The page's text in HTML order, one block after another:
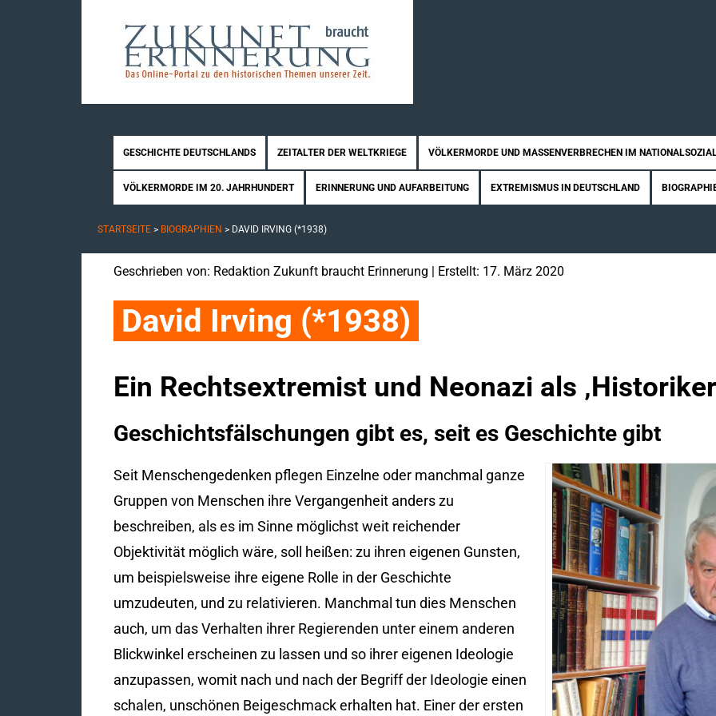
GESCHICHTE DEUTSCHLANDS ZEITALTER DER WELTKRIEGE VÖLKERMORDE UND MASSENVERBRECHEN IM
VÖLKERMORDE IM 20. JAHRHUNDERT ERINNERUNG UND AUFARBEITUNG EXTREMISMUS IN DEUTSCHLAND
STARTSEITE > BIOGRAPHIEN > DAVID IRVING (*1938)
Geschrieben von: Redaktion Zukunft braucht Erinnerung | Erstellt: 17. März 2020
David Irving (*1938)
Ein Rechtsextremist und Neonazi als
Geschichtsfälschungen gibt es, seit es Geschichte gibt
Seit Menschengedenken pflegen Einzelne oder manchmal ganze
Gruppen von Menschen ihre Vergangenheit anders zu
beschreiben, als es im Sinne möglichst weit reichender
Objektivität möglich wäre, soll heißen: zu ihren eigenen Gunsten,
um beispielsweise ihre eigene Rolle in der Geschichte
umzudeuten, und zu relativieren. Manchmal tun dies Menschen
auch, um das Verhalten ihrer Regierenden unter einem anderen
Blickwinkel erscheinen zu lassen und so ihrer eigenen Ideologie
anzupassen, womit nach und nach der Begriff der Ideologie einen
schalen, unschönen Beigeschmack erhalten hat. Einer der ersten